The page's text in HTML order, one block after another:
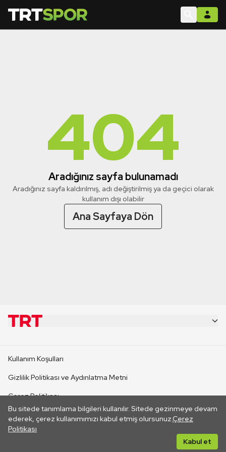
404
Aradığınız sayfa bulunamadı
Aradığınız sayfa kaldırılmış, adı değiştirilmiş ya da geçici olarak
kullanım dışı olabilir
Ana Sayfaya Dön
Bu sitede tanımlama bilgileri kullanılır. Sitede gezinmeye devam
ederek, çerez kullanımımızı kabul etmiş olursunuz.Çerez
Politikası
Kabul et
CANLI YAYINLAR
Kullanım Koşulları
Gizlilik Politikası ve Aydınlatma Metni
Çerez Politikası
İletişim
Her hakkı saklıdır. ©2026 TRT. Bağlantı yoluyla gidilen dış